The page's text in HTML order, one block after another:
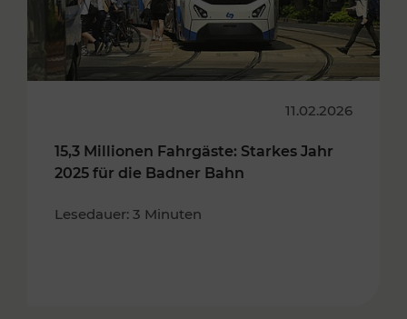
11.02.2026
15,3 Millionen Fahrgäste: Starkes Jahr
2025 für die Badner Bahn
Lesedauer: 3 Minuten